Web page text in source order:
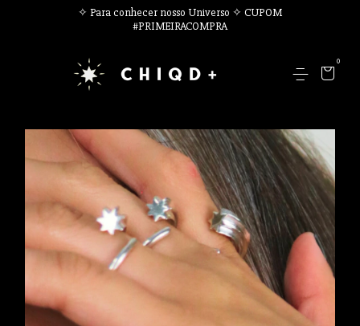
✧ Para conhecer nosso Universo ✧ CUPOM
#PRIMEIRACOMPRA
0